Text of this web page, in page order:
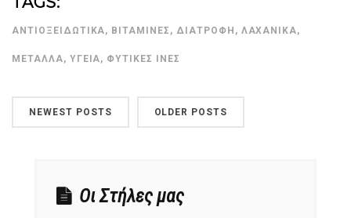
ΑΝΤΙΟΞΕΙΔΩΤΙΚΆ, ΒΙΤΑΜΊΝΕΣ , ΔΙΑΤΡΟΦΉ , ΛΑΧΑΝΙΚΆ,
ΜΈΤΑΛΛΑ, ΥΓΕΊΑ, ΦΥΤΙΚΈΣ ΊΝΕΣ
NEWEST POSTS OLDER POSTS
Οι Στήλες μας